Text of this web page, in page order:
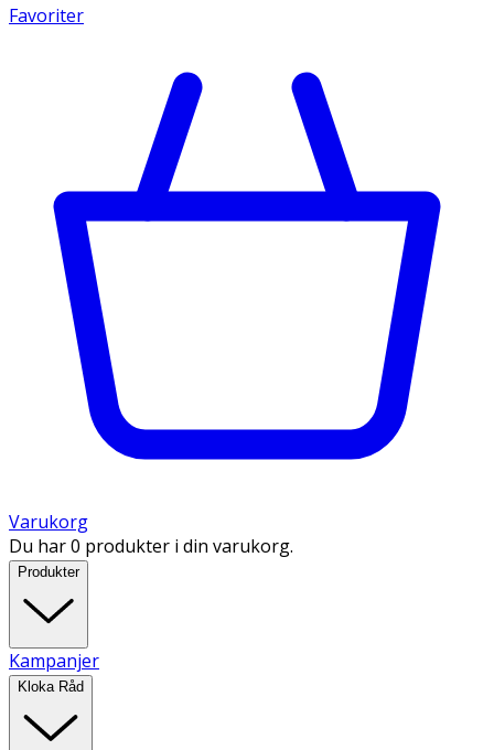
Favoriter
Varukorg
Du har 0 produkter i din varukorg.
Produkter
Kampanjer
Kloka Råd